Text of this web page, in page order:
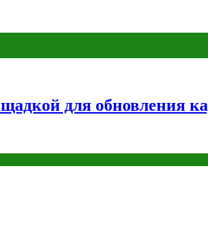
для обновления